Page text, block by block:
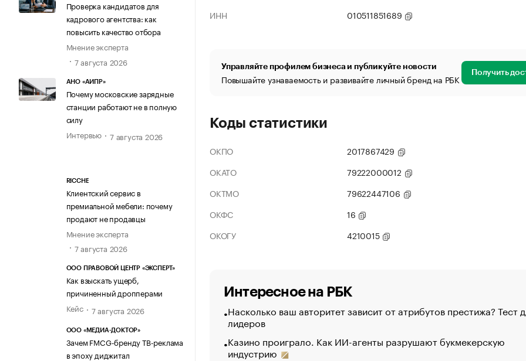
Проверка кандидатов для
кадрового агентства: как
повысить качество отбора
Мнение эксперта
7 августа 2026
АНО «АИПР»
Почему московские зарядные
станции работают не в полную
силу
Интервью
7 августа 2026
RICCHE
Клиентский сервис в
премиальной мебели: почему
продают не продавцы
Мнение эксперта
7 августа 2026
ООО ПРАВОВОЙ ЦЕНТР «ЭКСПЕРТ»
Как взыскать ущерб,
причиненный дропперами
Кейс
7 августа 2026
ООО «МЕДИА-ДОКТОР»
Зачем FMCG-бренду ТВ-реклама
в эпоху диджитал
ИНН
010511851689
Управляйте профилем бизнеса и публикуйте новости
Повышайте узнаваемость и развивайте личный бренд на РБК Получить
Коды статистики
ОКПО
2017867429
ОКАТО
79222000012
ОКТМО
79622447106
ОКФС
16
ОКОГУ
4210015
Интересное на РБК
Насколько ваш авторитет зависит от атрибутов престижа? Тест
лидеров
Казино проиграло. Как ИИ-агенты разрушают букмекерскую
индустрию